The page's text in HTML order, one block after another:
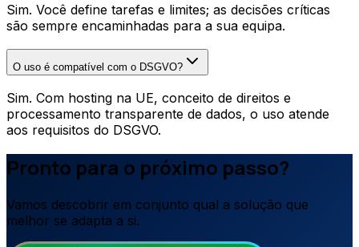
Sim. Você define tarefas e limites; as decisões críticas
são sempre encaminhadas para a sua equipa.
O uso é compatível com o DSGVO?
Sim. Com hosting na UE, conceito de direitos e
processamento transparente de dados, o uso atende
aos requisitos do DSGVO.
Pronto para o próximo passo?
Vamos descobrir em conjunto qual a solução que
melhor se adapta a si.